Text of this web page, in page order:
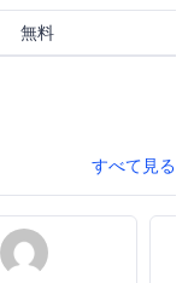
無料
すべて見る